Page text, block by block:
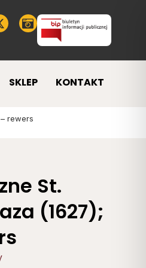
SKLEP KONTAKT
rewers
St.
(1627);